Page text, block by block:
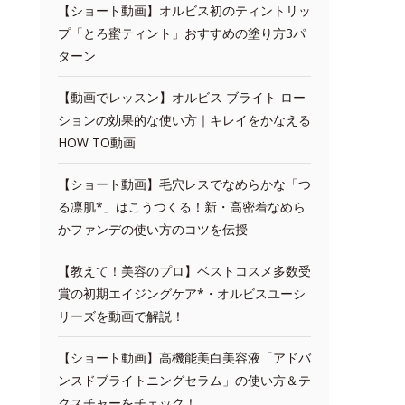
【ショート動画】オルビス初のティントリッ
プ「とろ蜜ティント」おすすめの塗り方3パ
ターン
【動画でレッスン】オルビス ブライト ロー
ションの効果的な使い方｜キレイをかなえる
HOW TO動画
【ショート動画】毛穴レスでなめらかな「つ
る凛肌*」はこうつくる！新・高密着なめら
かファンデの使い方のコツを伝授
【教えて！美容のプロ】ベストコスメ多数受
賞の初期エイジングケア*・オルビスユーシ
リーズを動画で解説！
【ショート動画】高機能美白美容液「アドバ
ンスドブライトニングセラム」の使い方＆テ